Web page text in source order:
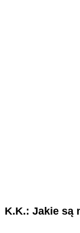
K.K.: Jakie są